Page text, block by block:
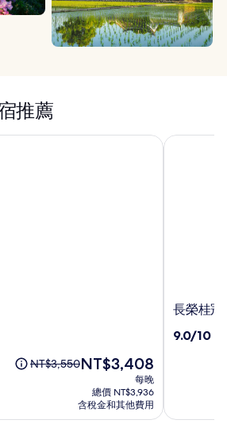
推薦
原
NT$3,550，
查
NT$3,550現
格
為
NT$3,408
每晚
總價 NT$3,936
含稅金和其他費用
長
桂
中)
長榮桂冠
9.0
9.0/10
長榮桂冠